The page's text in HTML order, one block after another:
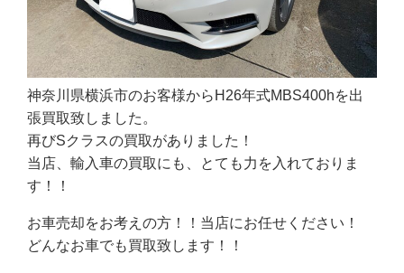
神奈川県横浜市のお客様からH26年式MBS400hを出
張買取致しました。
再びSクラスの買取がありました！
当店、輸入車の買取にも、とても力を入れておりま
す！！
お車売却をお考えの方！！当店にお任せください！
どんなお車でも買取致します！！